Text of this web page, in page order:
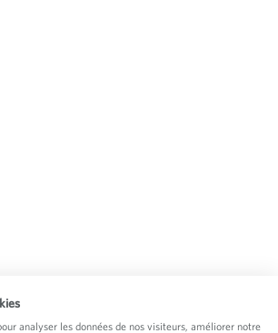
de révocation
analyser les données de nos visiteurs, améliorer notre